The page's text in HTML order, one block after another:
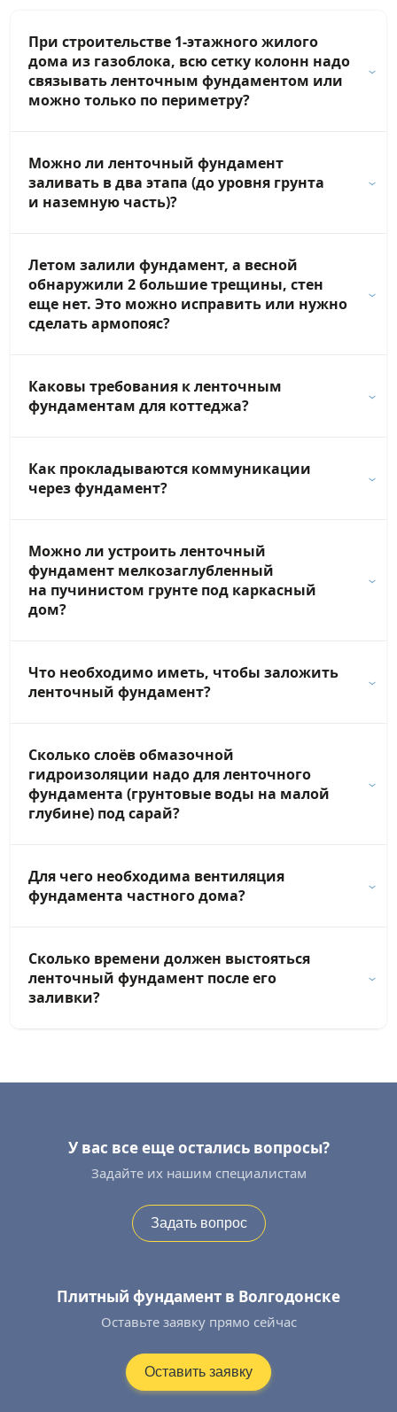
При строительстве 1-этажного жилого
дома из газоблока, всю сетку колонн надо
связывать ленточным фундаментом или
можно только по периметру?
Можно ли ленточный фундамент
заливать в два этапа (до уровня грунта
и наземную часть)?
Летом залили фундамент, а весной
обнаружили 2 большие трещины, стен
еще нет. Это можно исправить или нужно
сделать армопояс?
Каковы требования к ленточным
фундаментам для коттеджа?
Как прокладываются коммуникации
через фундамент?
Можно ли устроить ленточный
фундамент мелкозаглубленный
на пучинистом грунте под каркасный
дом?
Что необходимо иметь, чтобы заложить
ленточный фундамент?
Сколько слоёв обмазочной
гидроизоляции надо для ленточного
фундамента (грунтовые воды на малой
глубине) под сарай?
Для чего необходима вентиляция
фундамента частного дома?
Сколько времени должен выстояться
ленточный фундамент после его
заливки?
У вас все еще остались вопросы?
Задайте их нашим специалистам
Задать вопрос
Плитный фундамент в Волгодонске
Оставьте заявку прямо сейчас
Оставить заявку